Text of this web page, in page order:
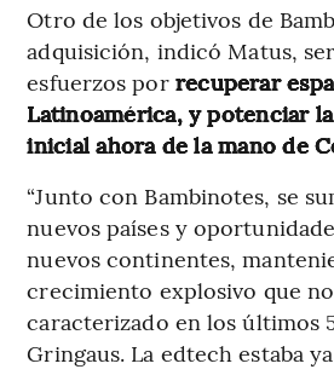
Otro de los objetivos de
adquisición, indicó Matus,
esfuerzos por recuperar
Latinoamérica, y potenciar
inicial ahora de la mano de
“Junto con Bambinotes, se
nuevos países y
nuevos continentes,
crecimiento explosivo que
caracterizado en los últimos
Gringaus. La edtech estaba